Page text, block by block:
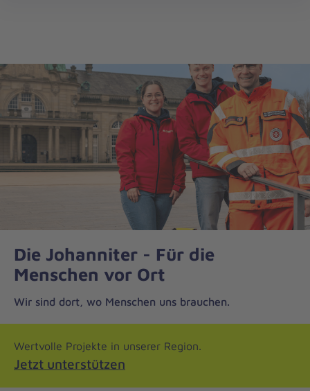
Die Johanniter - Für die
Menschen vor Ort
Wir sind dort, wo Menschen uns brauchen.
Wertvolle Projekte in unserer Region.
Jetzt unterstützen